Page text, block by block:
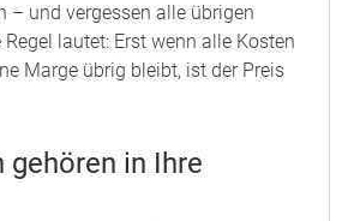
– und vergessen alle übrigen
lautet: Erst wenn alle Kosten
Marge übrig bleibt, ist der Preis
gehören in Ihre